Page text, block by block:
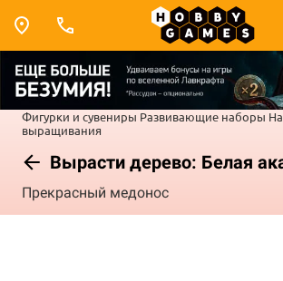
Фигурки и сувениры Развивающие наборы
выращивания
Вырасти дерево: Белая
Прекрасный медонос